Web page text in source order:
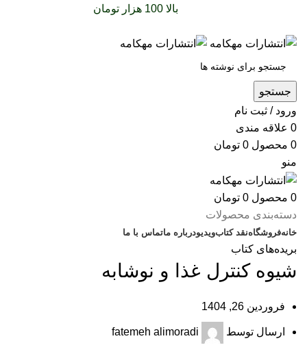
بالا 100 هزار تومان
جستجو
ورود / ثبت نام
0 علاقه مندی
0 محصول 0 تومان
منو
0 محصول 0 تومان
دسته‌بندی محصولات
خانهفروشگاهنقد کتابویدیودرباره‌ ماتماس با ما
بریده‌های کتاب
شیوه کنترل غذا و نوشابه
فروردین 26, 1404
ارسال توسط fatemeh alimoradi